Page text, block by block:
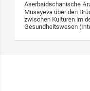
Aserbaidschanische
Musayeva über den
zwischen Kulturen im
Gesundheitswesen